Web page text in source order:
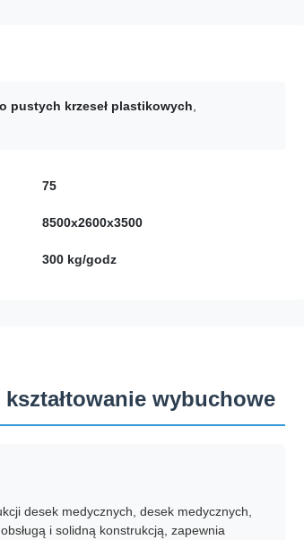
pustych krzeseł plastikowych
75
8500x2600x3500
300 kg/godz
wybuchowe
desek medycznych, desek medycznych,
i solidną konstrukcją, zapewnia